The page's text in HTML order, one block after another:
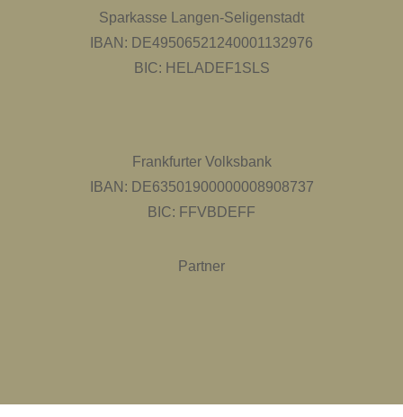
Sparkasse Langen-Seligenstadt
IBAN: DE49506521240001132976
BIC: HELADEF1SLS
Frankfurter Volksbank
IBAN: DE63501900000008908737
BIC: FFVBDEFF
Partner